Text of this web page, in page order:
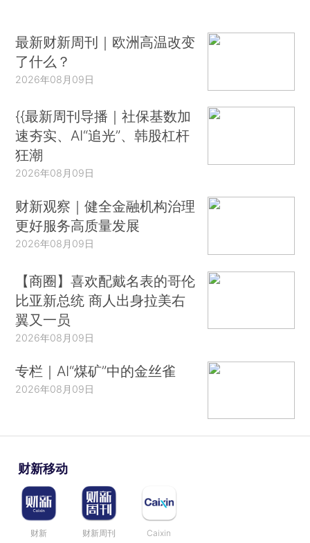
最新财新周刊｜欧洲高温改变
了什么？
2026年08月09日
{{最新周刊导播｜社保基数加
速夯实、AI“追光”、韩股杠杆
狂潮
2026年08月09日
财新观察｜健全金融机构治理
更好服务高质量发展
2026年08月09日
【商圈】喜欢配戴名表的哥伦
比亚新总统 商人出身拉美右
翼又一员
2026年08月09日
专栏｜AI“煤矿”中的金丝雀
2026年08月09日
财新移动
财新 财新周刊 Caixin